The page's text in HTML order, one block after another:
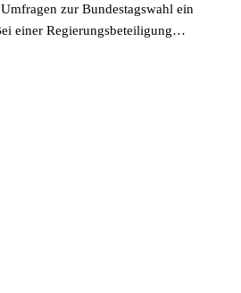
zur Bundestagswahl ein
einer Regierungsbeteiligung…